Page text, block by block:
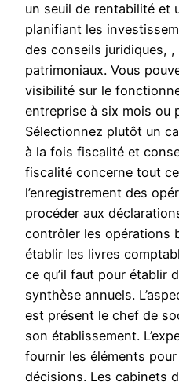
un seuil de rentabilité et
planifiant les
des conseils juridiques,
patrimoniaux. Vous
visibilité sur le
entreprise à six mois ou
Sélectionnez plutôt un
à la fois fiscalité et
fiscalité concerne tout
l’enregistrement des
procéder aux
contrôler les opérations
établir les livres
ce qu’il faut pour établir
synthèse annuels.
est présent le chef de
son établissement.
fournir les éléments
décisions. Les cabinets